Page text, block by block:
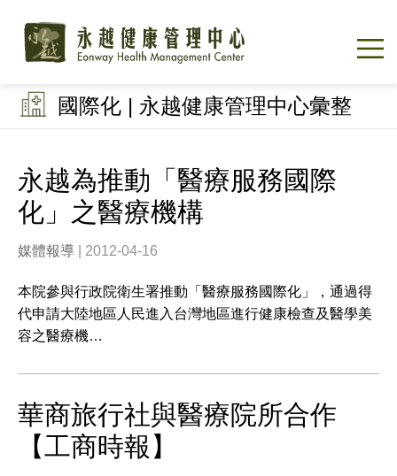
國際化 | 永越健康管理中心彙整
永越為推動「醫療服務國際
化」之醫療機構
媒體報導 | 2012-04-16
本院參與行政院衛生署推動「醫療服務國際化」，通過得
代申請大陸地區人民進入台灣地區進行健康檢查及醫學美
容之醫療機…
華商旅行社與醫療院所合作
【工商時報】